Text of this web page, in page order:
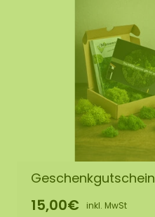
Geschenkgutschein
15,00€ inkl. MwSt